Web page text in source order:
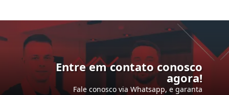
Entre em contato conosco
agora!
Fale conosco via Whatsapp, e garanta